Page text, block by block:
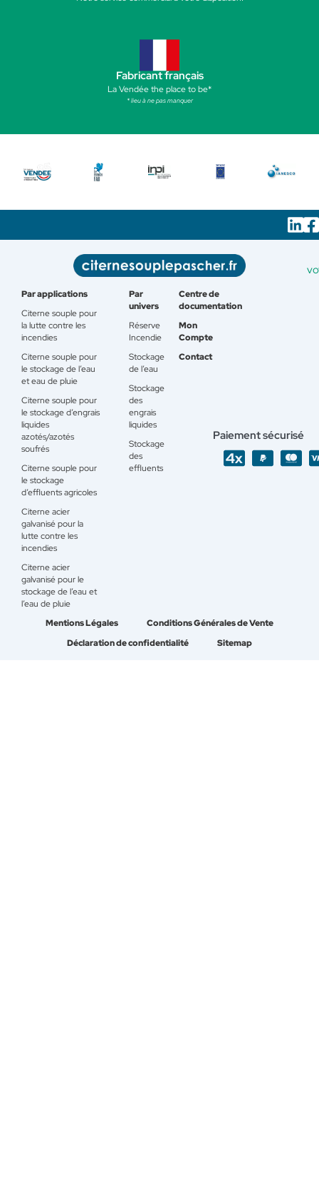
Fabricant français
La Vendée the place to be*
* lieu à ne pas manquer
Par applications
Citerne souple pour
la lutte contre les
incendies
Citerne souple pour
le stockage de l’eau
et eau de pluie
Citerne souple pour
le stockage d’engrais
liquides
azotés/azotés
soufrés
Citerne souple pour
le stockage
d’effluents agricoles
Citerne acier
galvanisé pour la
lutte contre les
incendies
Citerne acier
galvanisé pour le
stockage de l’eau et
l’eau de pluie
Par
univers
Réserve
Incendie
Stockage
de l’eau
Stockage
des
engrais
liquides
Stockage
des
effluents
Centre de
documentation
Mon
Compte
Contact
Paiement sécurisé
Mentions Légales
Conditions Générales de Vente
Déclaration de confidentialité
Sitemap